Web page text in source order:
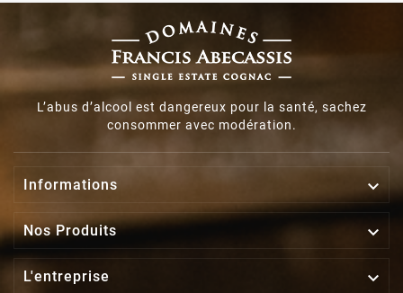
L’abus d’alcool est dangereux pour la santé, sachez
consommer avec modération.
Informations 
Nos Produits 
L'entreprise 